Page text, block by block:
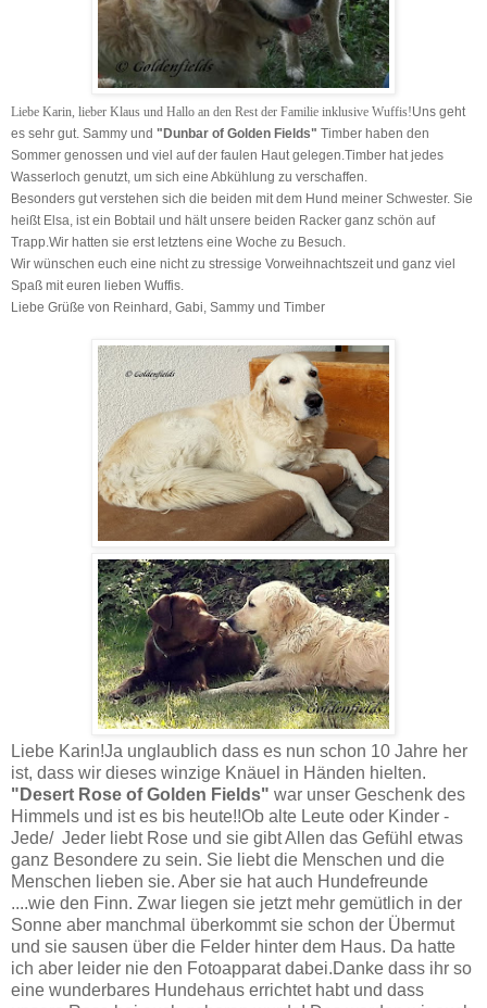
Liebe Karin, lieber Klaus und Hallo an den Rest der Familie inklusive Wuffis!Uns geht
es sehr gut. Sammy und "Dunbar of Golden Fields" Timber haben den
Sommer genossen und viel auf der faulen Haut gelegen. Timber hat jedes
Wasserloch genutzt, um sich eine Abkühlung zu verschaffen.
Besonders gut verstehen sich die beiden mit dem Hund meiner Schwester. Sie
heißt Elsa, ist ein Bobtail und hält unsere beiden Racker ganz schön auf
Trapp. Wir hatten sie erst letztens eine Woche zu Besuch.
Wir wünschen euch eine nicht zu stressige Vorweihnachtszeit und ganz viel
Spaß mit euren lieben Wuffis.
Liebe Grüße von Reinhard, Gabi, Sammy und Timber
Liebe Karin!Ja unglaublich dass es nun schon 10 Jahre her
ist, dass wir dieses winzige Knäuel in Händen hielten.
"Desert Rose of Golden Fields" war unser Geschenk des
Himmels und ist es bis heute!!Ob alte Leute oder Kinder -
Jede/ Jeder liebt Rose und sie gibt Allen das Gefühl etwas
ganz Besondere zu sein. Sie liebt die Menschen und die
Menschen lieben sie. Aber sie hat auch Hundefreunde
....wie den Finn. Zwar liegen sie jetzt mehr gemütlich in der
Sonne aber manchmal überkommt sie schon der Übermut
und sie sausen über die Felder hinter dem Haus. Da hatte
ich aber leider nie den Fotoapparat dabei.Danke dass ihr so
eine wunderbares Hundehaus errichtet habt und dass